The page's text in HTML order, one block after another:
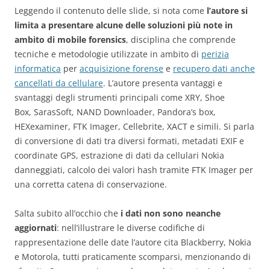
Leggendo il contenuto delle slide, si nota come l’autore si
limita a presentare alcune delle soluzioni più note in
ambito di mobile forensics, disciplina che comprende
tecniche e metodologie utilizzate in ambito di perizia
informatica per acquisizione forense e recupero dati anche
cancellati da cellulare. L’autore presenta vantaggi e
svantaggi degli strumenti principali come XRY, Shoe
Box, SarasSoft, NAND Downloader, Pandora’s box,
HEXexaminer, FTK Imager, Cellebrite, XACT e simili. Si parla
di conversione di dati tra diversi formati, metadati EXIF e
coordinate GPS, estrazione di dati da cellulari Nokia
danneggiati, calcolo dei valori hash tramite FTK Imager per
una corretta catena di conservazione.
Salta subito all’occhio che i dati non sono neanche
aggiornati: nell’illustrare le diverse codifiche di
rappresentazione delle date l’autore cita Blackberry, Nokia
e Motorola, tutti praticamente scomparsi, menzionando di